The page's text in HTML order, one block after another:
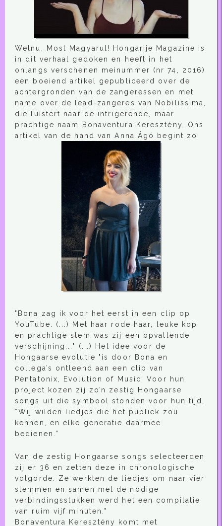
Welnu, Most Magyarul! Hongarije Magazine is
in dit verhaal gedoken en heeft in het
onlangs verschenen meinummer (nr 74, 2016)
een boeiend artikel gepubliceerd over de
achtergronden van de zangeressen en met
name over de lead-zangeres van Nobilissima,
die luistert naar de intrigerende, maar
prachtige naam Bonaventura Keresztény. Ons
artikel van de hand van Anna Ágó begint zo:
"Bona zag ik voor het eerst in een clip op
YouTube. (...) Met haar rode haar, leuke kop
en prachtige stem was zij een opvallende
verschijning..." (...) Het idee voor de
Hongaarse evolutie "is door Bona en
collega’s ontleend aan een clip van
Pentatonix, Evolution of Music. Voor hun
project kozen zij zo’n zestig Hongaarse
songs uit die symbool stonden voor hun tijd.
“Wij wilden liedjes die het publiek zou
kennen, en elke generatie daarmee
bedienen.”
Van de zestig Hongaarse songs selecteerden
zij er 36 en zetten deze in chronologische
volgorde. Ze werkten de liedjes om naar vier
stemmen en samen met de nodige
verbindingsstukken werd het een compilatie
van ruim vijf minuten."
Bonaventura Keresztény komt met